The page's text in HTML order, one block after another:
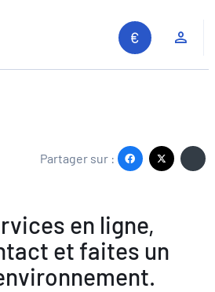
Partager sur :
en ligne,
et faites un